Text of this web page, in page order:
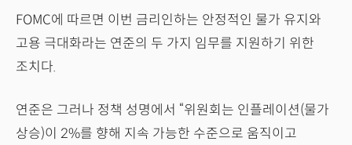
FOMC에 따르면 이번 금리인하는 안정적인 물가 유지와
고용 극대화라는 연준의 두 가지 임무를 지원하기 위한
조치다.
연준은 그러나 정책 성명에서 “위원회는 인플레이션(물가
상승)이 2%를 향해 지속 가능한 수준으로 움직이고